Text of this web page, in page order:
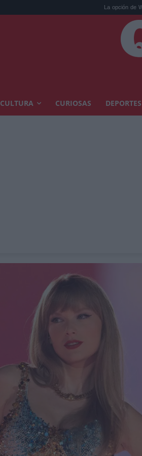
La opción de WhatsApp que
CULTURA CURIOSAS DEPORTES